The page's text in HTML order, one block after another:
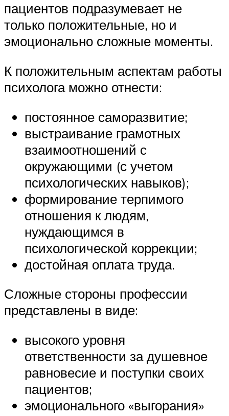
пациентов подразумевает не
только положительные, но и
эмоционально сложные моменты.
К положительным аспектам работы
психолога можно отнести:
постоянное саморазвитие;
выстраивание грамотных
взаимоотношений с
окружающими (с учетом
психологических навыков);
формирование терпимого
отношения к людям,
нуждающимся в
психологической коррекции;
достойная оплата труда.
Сложные стороны профессии
представлены в виде:
высокого уровня
ответственности за душевное
равновесие и поступки своих
пациентов;
эмоционального «выгорания»